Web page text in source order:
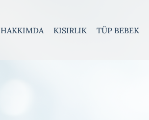
HAKKIMDA KISIRLIK TÜP BEBEK